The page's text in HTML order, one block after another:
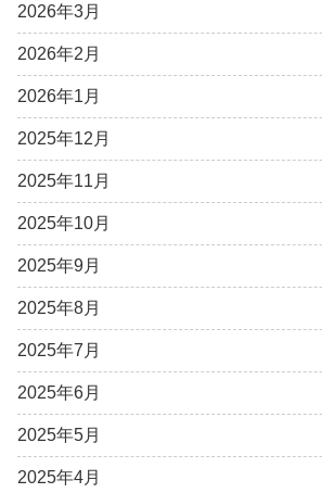
2026年3月
2026年2月
2026年1月
2025年12月
2025年11月
2025年10月
2025年9月
2025年8月
2025年7月
2025年6月
2025年5月
2025年4月